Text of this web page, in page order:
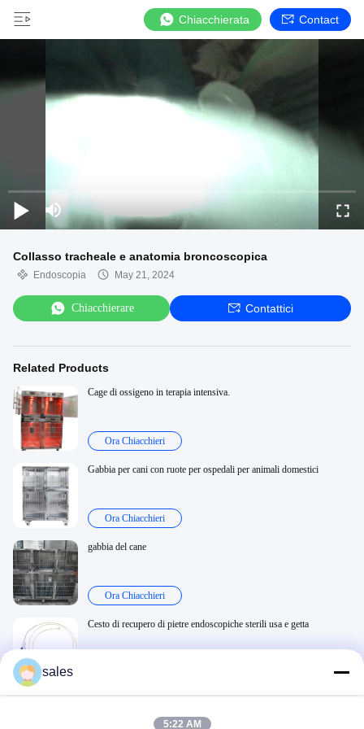
Chiacchierata Contact
Collasso tracheale e anatomia broncoscopica
Endoscopia May 21, 2024
Chiacchierare Contattici
Related Products
Cage di ossigeno in terapia intensiva.
Ora Chiacchieri
Gabbia per cani con ruote per ospedali per animali domestici
Ora Chiacchieri
gabbia del cane
Ora Chiacchieri
Cesto di recupero di pietre endoscopiche sterili usa e getta
sales
5:22 AM